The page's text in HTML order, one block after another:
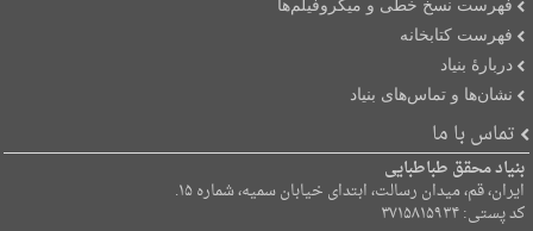
فهرست نسخ خطی و میکروفیلم‌ها
فهرست کتابخانه
دربارۀ بنیاد
نشان‌ها و تماس‌های بنیاد
تماس با ما
بنیاد محقق طباطبایی
ایران، قم، میدان رسالت، ابتدای خیابان سمیه، شماره ۱۵.
کد پستی: ۳۷۱۵۸۱۵۹۳۴